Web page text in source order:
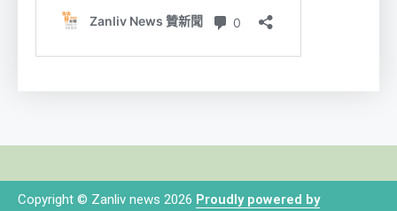
Copyright © Zanliv news 2026 Proudly powered by